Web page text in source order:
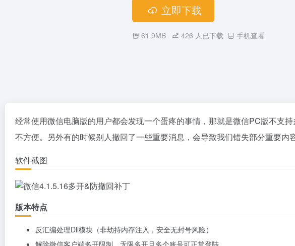
立即下载
61.9MB 426 人已下载 手机查看
经常使用微信电脑版的用户都会发现一个蛋疼的事情，那就是微信PC版不支
不方便。另外有的时候别人撤回了一些重要消息，会导致我们错失部分重要内
软件截图
版本特点
反汇编处理Dll模块（非劫持内存注入，安全无封号风险）
解除微信客户端多开限制，无限多开且多个账号可正常登陆